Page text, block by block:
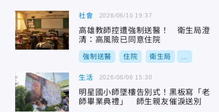
社會
高雄教師控遭強制送醫！ 衛生局澄
清：高風險已同意住院
強制送醫 住院 衛生局
2026/06/10 19:37
生活
明星國小師墜樓告別式！黑板寫「老
師畢業典禮」 師生親友催淚送別
2026/06/06 15:30